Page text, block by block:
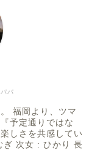
パ
福岡より、ツマ
予定通りではな
しさを共感してい
ぎ 次女 : ひかり 長